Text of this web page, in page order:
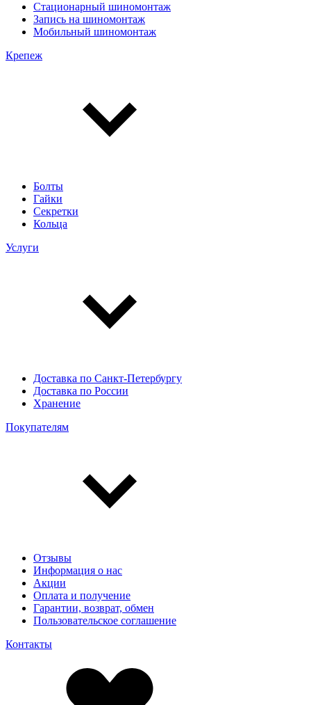
Стационарный шиномонтаж
Запись на шиномонтаж
Мобильный шиномонтаж
Крепеж
Болты
Гайки
Секретки
Кольца
Услуги
Доставка по Санкт-Петербургу
Доставка по России
Хранение
Покупателям
Отзывы
Информация о нас
Акции
Оплата и получение
Гарантии, возврат, обмен
Пользовательское соглашение
Контакты